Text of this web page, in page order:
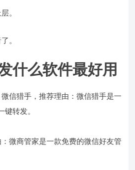
。
。
什么软件最好用
信猎手，推荐理由：微信猎手是一
键转发。
微商管家是一款免费的微信好友管